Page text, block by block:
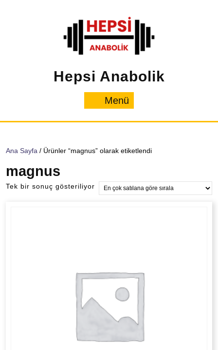
Hepsi Anabolik
Menü
Ana Sayfa / Ürünler “magnus” olarak etiketlendi
magnus
Tek bir sonuç gösteriliyor